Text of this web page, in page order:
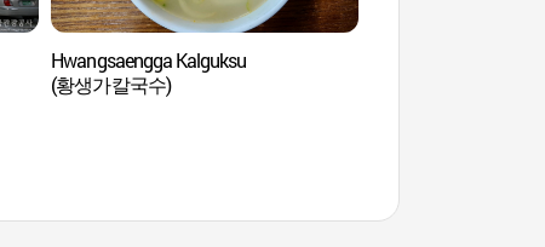
Hwangsaengga Kalguksu
(황생가칼국수)